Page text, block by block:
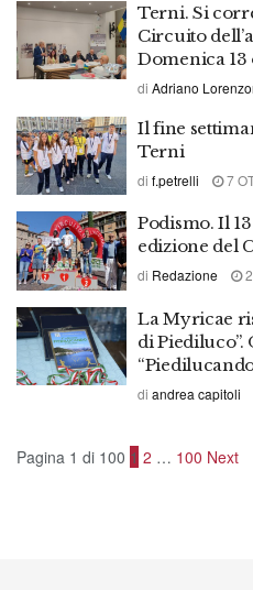
Terni. Si
Circuito
Domenica 13
di Adriano
Il fine
Terni
di f.petrelli 7
Podismo. Il
edizione del
di Redazione
La Myricae
di Piediluco”.
di andrea capitoli
Pagina 1 di 100 1 2 … 100 Next